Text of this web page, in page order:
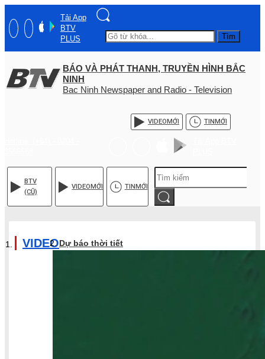
Tải App
BTV
PLUS
Tìm
BÁO VÀ PHÁT THANH, TRUYỀN HÌNH BẮC
NINH
Bac Ninh Newspaper and Radio - Television
VIDEOMỚI TINMỚI
BTV
(CŨ)
VIDEOMỚI TINMỚI
VIDEODự báo thời tiết